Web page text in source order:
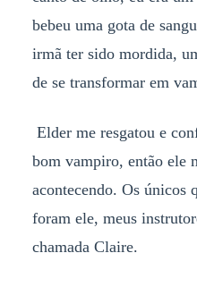
bebeu uma gota de
irmã ter sido mordida,
de se transformar em
Elder me resgatou e
bom vampiro, então ele
acontecendo. Os únicos
foram ele, meus
chamada Claire.